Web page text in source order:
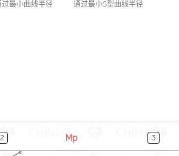
过最小曲线半径
通过最小S型曲线半径
2 Mp 3